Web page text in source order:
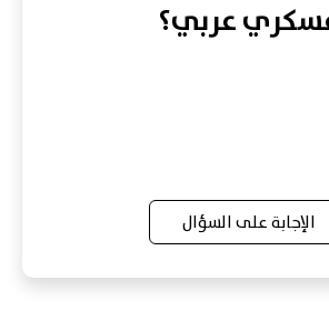
عربي؟
الإجابة على السؤال